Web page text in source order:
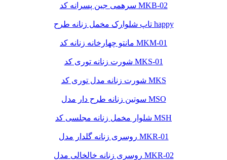
سرهمی جین پسرانه کد MKB-02
تاپ شلوارک مخمل زنانه طرح happy
مانتو چهارخانه زنانه کد MKM-01
شورت زنانه توری کد MKS-01
شورت زنانه مدل توری کد MKS
سوتین زنانه طرح دار مدل MSO
شلوار مخمل زنانه مجلسی کد MSH
روسری زنانه گلدار مدل MKR-01
روسری زنانه خالخالی مدل MKR-02